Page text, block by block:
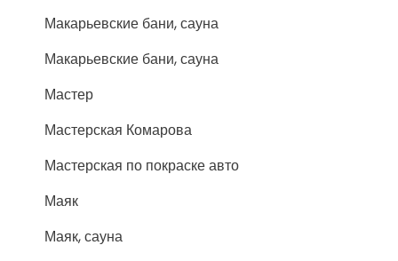
Макарьевские бани, сауна
Макарьевские бани, сауна
Мастер
Мастерская Комарова
Мастерская по покраске авто
Маяк
Маяк, сауна